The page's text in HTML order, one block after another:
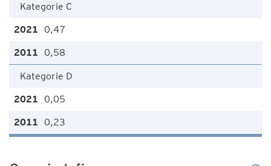
Kategorie C
0,47
0,58
Kategorie D
0,05
0,23